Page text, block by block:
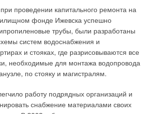
проведении капитального ремонта на
фонде Ижевска успешно
трубы, были разработаны
систем водоснабжения и
и стояках, где разрисовываются все
необходимые для монтажа водопровода
по стояку и магистралям.
работу подрядных организаций и
снабжение материалами своих
как функционирует система
приведем пример. На рис. 1
действующей системы
Pen State (Пенсильвания, США).
проект, результаты которого были